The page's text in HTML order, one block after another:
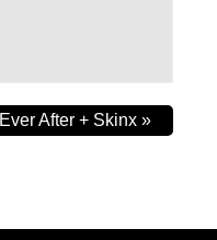
Ever After + Skinx »